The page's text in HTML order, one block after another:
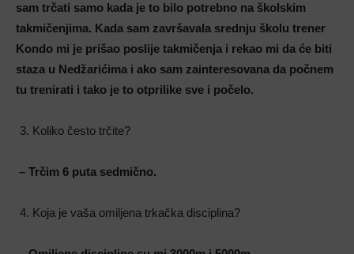
sam trčati samo kada je to bilo potrebno na školskim
takmičenjima. Kada sam završavala srednju školu trener
Kondo mi je prišao poslije takmičenja i rekao mi da će biti
staza u Nedžarićima i ako sam zainteresovana da počnem
tu trenirati i tako je to otprilike sve i počelo.
Koliko često trčite?
– Trčim 6 puta sedmično.
Koja je vaša omiljena trkačka disciplina?